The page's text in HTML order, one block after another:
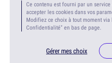
Ce contenu est fourni par un
accepter les cookies dans vos
Modifiez ce choix à tout moment
Confidentialité" en bas de page.
Gérer mes choix